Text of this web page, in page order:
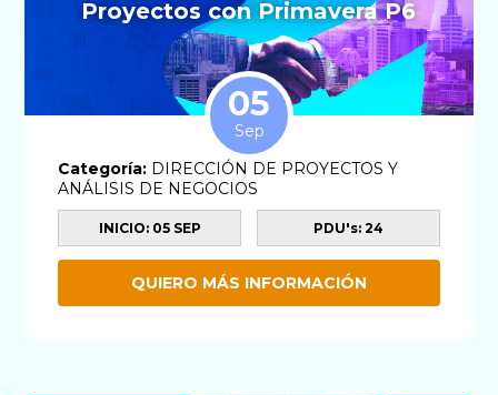
05
Sep
Proyectos con Primavera P6
Categoría: DIRECCIÓN DE PROYECTOS Y
ANÁLISIS DE NEGOCIOS
INICIO: 05 SEP PDU's: 24
QUIERO MÁS INFORMACIÓN